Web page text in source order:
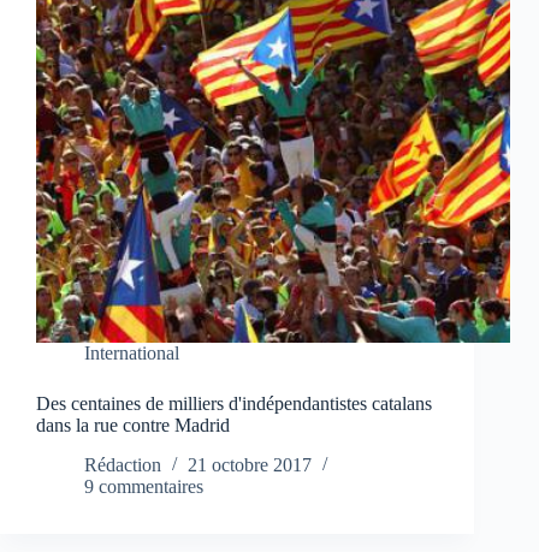
International
Des centaines de milliers d'indépendantistes catalans
dans la rue contre Madrid
Rédaction
21 octobre 2017
9 commentaires